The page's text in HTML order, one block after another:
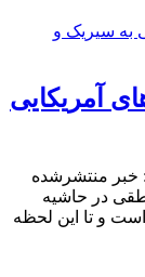
آمریکایی
خبر منتشرشده
در حاشیه
و تا این لحظه